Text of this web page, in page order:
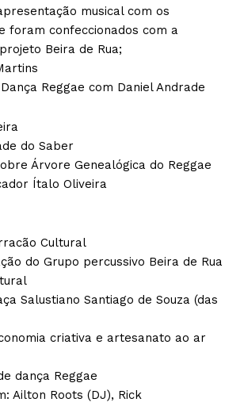
musical com os
foram confeccionados com a
Beira de Rua;
Reggae com Daniel Andrade
do Saber
Árvore Genealógica do Reggae
Ítalo Oliveira
Cultural
do Grupo percussivo Beira de Rua
Salustiano Santiago de Souza (das
criativa e artesanato ao ar
dança Reggae
Ailton Roots (DJ), Rick